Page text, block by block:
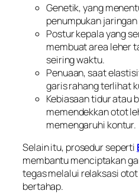
Genetik, yang
penumpukan
Postur kepala yang
membuat area leher
seiring waktu.
Penuaan, saat
garis rahang terlihat
Kebiasaan tidur atau
memendekkan otot
memengaruhi kontur.
Selain itu, prosedur seperti
membantu menciptakan
tegas melalui relaksasi
bertahap.